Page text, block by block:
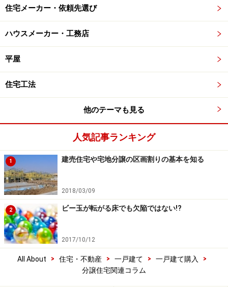
住宅メーカー・依頼先選び
ハウスメーカー・工務店
平屋
住宅工法
他のテーマも見る
人気記事ランキング
1 建売住宅や宅地分譲の区画割りの基本を知る
2018/03/09
2 ビー玉が転がる床でも欠陥ではない!?
2017/10/12
All About > 住宅・不動産 > 一戸建て > 一戸建て購入
>
分譲住宅関連コラム